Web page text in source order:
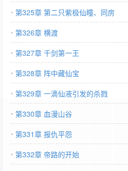
第325章 第二只紫极仙瞳、同房
第326章 横渡
第327章 千剑第一王
第328章 阵中藏仙宝
第329章 一滴仙液引发的杀戮
第330章 血漫山谷
第331章 报仇平怨
第332章 帝路的开始